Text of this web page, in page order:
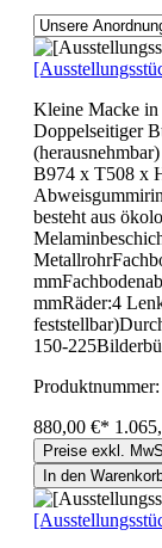
Kleine Macke in
Doppelseitiger
B974 x T508 x
besteht aus
mmRäder:4
150-
Produktnummer:
880,00 €*
Preise exkl.
In den